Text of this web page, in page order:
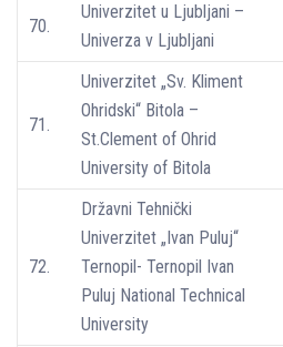
70.
Univerzitet u Ljubljani –
Univerza v Ljubljani
71.
Univerzitet „Sv. Kliment
Ohridski“ Bitola –
St.Clement of Ohrid
University of Bitola
72.
Državni Tehnički
Univerzitet „Ivan Puluj“
Ternopil- Ternopil Ivan
Puluj National Technical
University